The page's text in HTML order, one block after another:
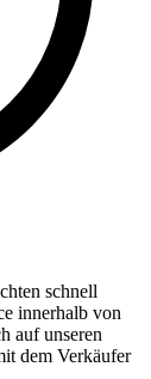
schnell
innerhalb von
auf unseren
dem Verkäufer